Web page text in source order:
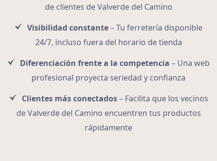
de clientes de Valverde del Camino
Visibilidad constante– Tu ferretería disponible
24/7, incluso fuera del horario de tienda
Diferenciación frente a la competencia – Una web
profesional proyecta seriedad y confianza
Clientes más conectados– Facilita que los vecinos
de Valverde del Camino encuentren tus productos
rápidamente